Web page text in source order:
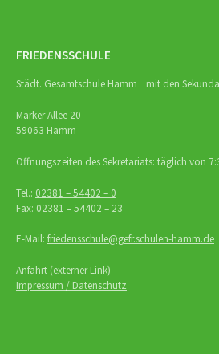
FRIEDENSSCHULE
Städt. Gesamtschule Hamm mit den
Marker Allee 20
59063 Hamm
Öffnungszeiten des Sekretariats: täglich von
Tel.: 02381 – 54402 – 0
Fax: 02381 – 54402 – 23
E-Mail: friedensschule@gefr.schulen-hamm.de
Anfahrt (externer Link)
Impressum / Datenschutz